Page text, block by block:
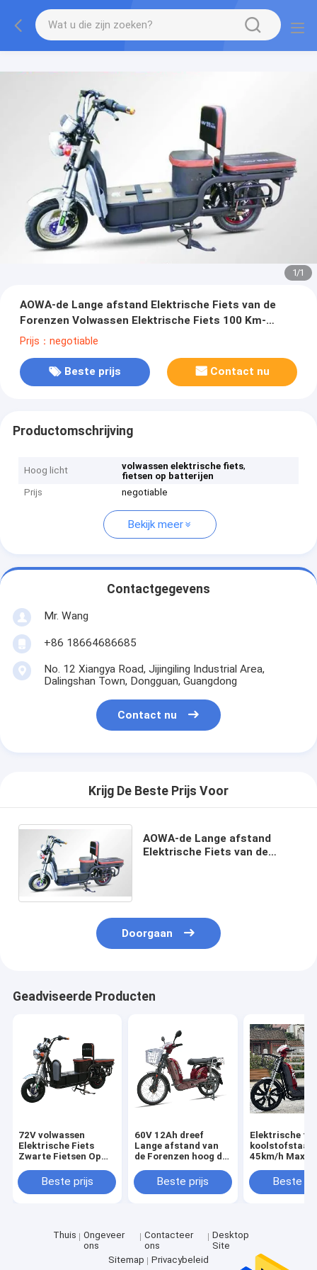
1/1
AOWA-de Lange afstand Elektrische Fiets van de
Forenzen Volwassen Elektrische Fiets 100 Km-
Afstand
Prijs：negotiable
Beste prijs Contact nu
Productomschrijving
Hoog licht volwassen elektrische fiets,
fietsen op batterijen
Prijs
negotiable
Bekijk meer
Contactgegevens
Mr. Wang
+86 18664686685
No. 12 Xiangya Road, Jijingiling Industrial Area,
Dalingshan Town, Dongguan, Guangdong
Contact nu
Krijg De Beste Prijs Voor
AOWA-de Lange afstand
Elektrische Fiets van de
Doorgaan
Geadviseerde Producten
72V volwassen
Elektrische Fiets
Zwarte Fietsen Op
Elektrische Motor
Beste prijs
60V 12Ah dreef
Lange afstand van
de Forenzen hoog de
Elektrische Fiets met
Lang CG Seat aan
Beste prijs
Elektrische
koolstofstaal
45km/h Max
Beste
Thuis
Ongeveer
ons
Contacteer
ons
Desktop
Site
Sitemap
Privacybeleid